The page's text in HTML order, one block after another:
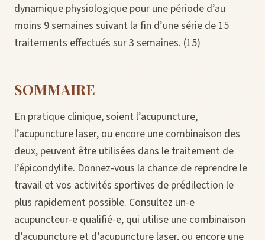
dynamique physiologique pour une période d’au
moins 9 semaines suivant la fin d’une série de 15
traitements effectués sur 3 semaines. (15)
SOMMAIRE
En pratique clinique, soient l’acupuncture,
l’acupuncture laser, ou encore une combinaison des
deux, peuvent être utilisées dans le traitement de
l’épicondylite. Donnez-vous la chance de reprendre le
travail et vos activités sportives de prédilection le
plus rapidement possible. Consultez un-e
acupuncteur-e qualifié-e, qui utilise une combinaison
d’acupuncture et d’acupuncture laser, ou encore une